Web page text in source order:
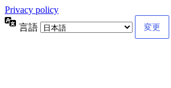
Privacy policy
言語